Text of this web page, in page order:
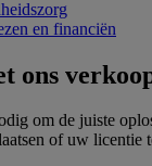
en financiën
ons
om de juiste
of uw licentie